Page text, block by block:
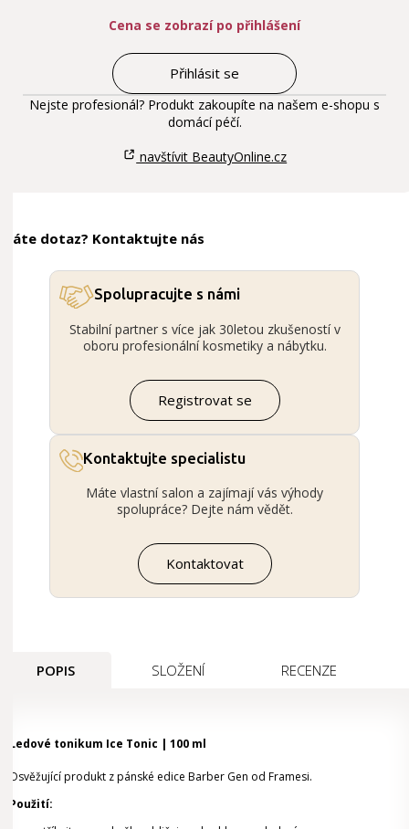
Cena se zobrazí po přihlášení
Přihlásit se
Nejste profesionál? Produkt zakoupíte na našem e-shopu s
domácí péčí.
navštívit BeautyOnline.cz
Máte dotaz? Kontaktujte nás
Spolupracujte s námi
Stabilní partner s více jak 30letou zkušeností v
oboru profesionální kosmetiky a nábytku.
Registrovat se
Kontaktujte specialistu
Máte vlastní salon a zajímají vás výhody
spolupráce? Dejte nám vědět.
Kontaktovat
POPIS SLOŽENÍ RECENZE
Ledové tonikum Ice Tonic | 100 ml
Osvěžující produkt z pánské edice Barber Gen od Framesi.
Použití: